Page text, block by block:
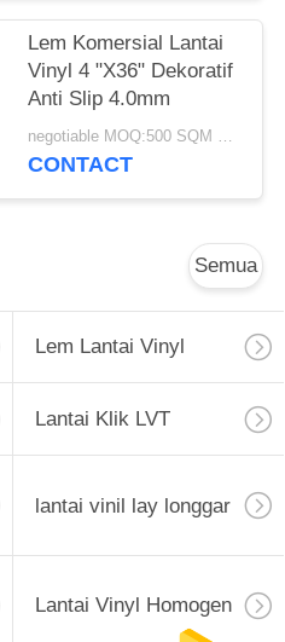
Lem Komersial Lantai
Vinyl 4 "X36" Dekoratif
Anti Slip 4.0mm
negotiable MOQ:500 SQM PER WARNA
CONTACT
Semua
Lem Lantai Vinyl
Lantai Klik LVT
lantai vinil lay longgar
Lantai Vinyl Homogen